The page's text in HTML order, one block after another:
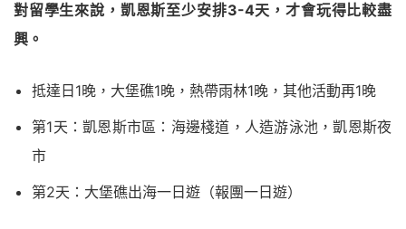
對留學生來說，凱恩斯至少安排3-4天，才會玩得比較盡
興。
抵達日1晚，大堡礁1晚，熱帶雨林1晚，其他活動再1晚
第1天：凱恩斯市區：海邊棧道，人造游泳池，凱恩斯夜
市
第2天：大堡礁出海一日遊（報團一日遊）